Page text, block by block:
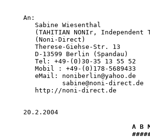
An:
   Sabine Wiesenthal
(TAHITIAN NONIr, Independent
   (Noni-Direct)
   Therese-Giehse-Str. 13
   D-13599 Berlin (Spandau)
   Tel: +49-(0)30-35 13 55 52
   Mobil : +49-(0)178-5689433
   eMail: noniberlin@yahoo.de
          sabine@noni-direct.de
   http://noni-direct.de
20.2.2004
A B